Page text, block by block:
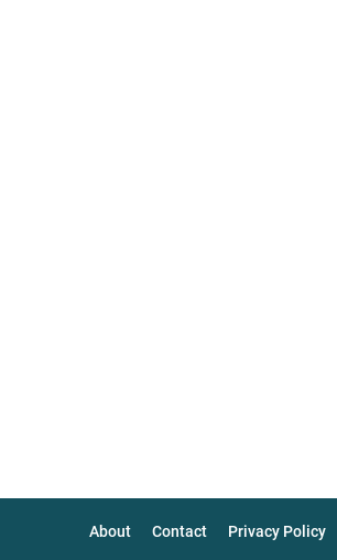
About Contact Privacy Policy